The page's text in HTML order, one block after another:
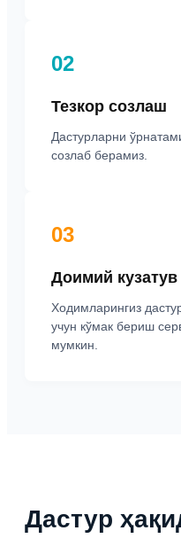
02
Тезкор созлаш
Дастурларни
созлаб берамиз.
03
Доимий кузатув
Ходимларингиз
учун кўмак бериш
мумкин.
Дастур